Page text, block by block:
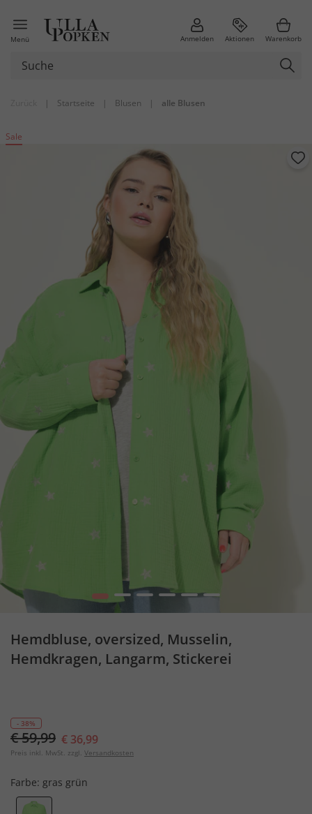
Menü Anmelden Aktionen Warenkorb
| Startseite | Blusen | alle Blusen
Sale
1 2 3 4 5 6
Hemdbluse, oversized, Musselin,
Hemdkragen, Langarm, Stickerei
- 38%
€ 59,99 € 36,99
Preis inkl. MwSt. zzgl. Versandkosten
Farbe: gras grün